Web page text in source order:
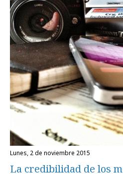
lunes, 2 de noviembre 2015
La credibilidad de los